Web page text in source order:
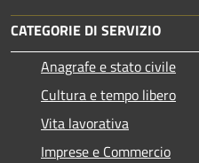
CATEGORIE DI SERVIZIO
Anagrafe e stato civile
Cultura e tempo libero
Vita lavorativa
Imprese e Commercio